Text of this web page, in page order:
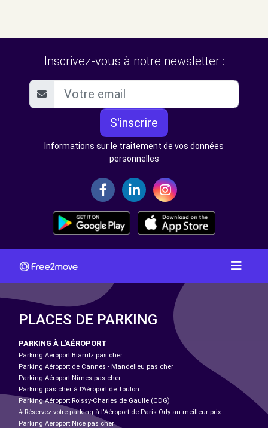
Inscrivez-vous à notre newsletter :
S'inscrire
Informations sur le traitement de vos données
personnelles
PLACES DE PARKING
PARKING À L'AÉROPORT
Parking Aéroport Biarritz pas cher
Parking Aéroport de Cannes - Mandelieu pas cher
Parking Aéroport Nîmes pas cher
Parking pas cher à l’Aéroport de Toulon
Parking Aéroport Roissy-Charles de Gaulle (CDG)
# Réservez votre parking à l'Aéroport de Paris-Orly au meilleur prix.
Parking Aéroport Nice pas cher